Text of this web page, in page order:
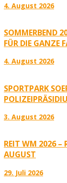
4. August 2026
SOMMERBEND
FÜR DIE GANZE
4. August 2026
SPORTPARK
3. August 2026
REIT WM 2026 –
AUGUST
29. Juli 2026